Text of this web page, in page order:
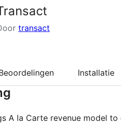
transact
Installatie